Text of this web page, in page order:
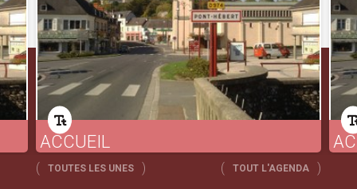
TOUTES LES UNES
ACCUEIL
TOUT L'AGENDA